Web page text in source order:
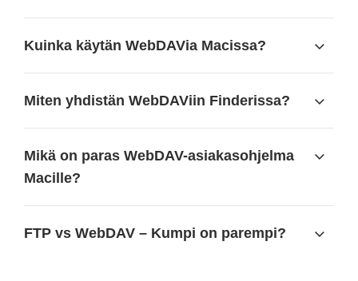
Kuinka käytän WebDAVia Macissa?
Miten yhdistän WebDAViin Finderissa?
Mikä on paras WebDAV-asiakasohjelma
Macille?
FTP vs WebDAV – Kumpi on parempi?